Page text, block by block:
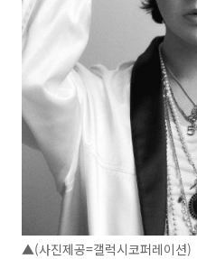
▲(사진제공=갤럭시코퍼레이션)